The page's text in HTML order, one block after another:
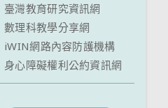
臺灣教育研究資訊網
數理科教學分享網
iWIN網路內容防護機構
身心障礙權利公約資訊網